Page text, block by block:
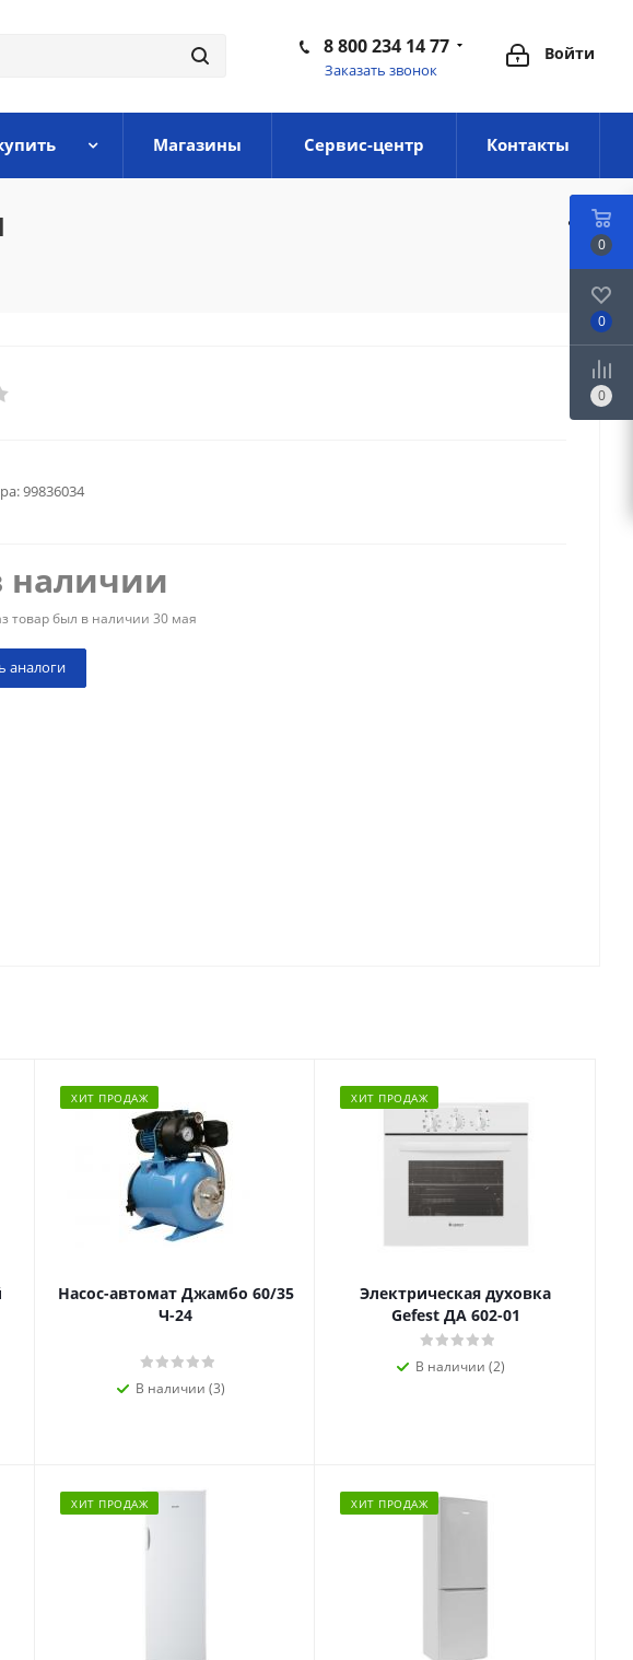
Войти
8 800 234 14 77
Заказать звонок
Магазины Сервис-центр Контакты
99836034
наличии
товар был в наличии 30 мая
аналоги
ХИТ ПРОДАЖ
Насос-автомат Джамбо 60/35
Ч-24
В наличии (3)
ХИТ ПРОДАЖ
Электрическая духовка
Gefest ДА 602-01
В наличии (2)
ХИТ ПРОДАЖ ХИТ ПРОДАЖ
0
0
0